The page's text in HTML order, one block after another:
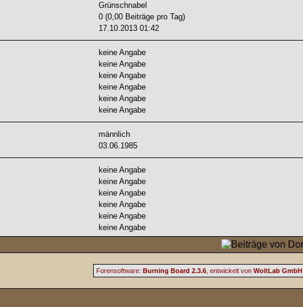
Grünschnabel
0 (0,00 Beiträge pro Tag)
17.10.2013 01:42
keine Angabe
keine Angabe
keine Angabe
keine Angabe
keine Angabe
keine Angabe
männlich
03.06.1985
keine Angabe
keine Angabe
keine Angabe
keine Angabe
keine Angabe
keine Angabe
Forensoftware: Burning Board 2.3.6, entwickelt von WoltLab GmbH